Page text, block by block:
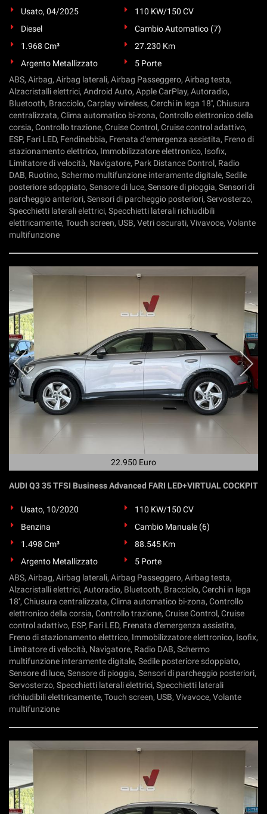
Usato, 04/2025
110 KW/150 CV
Diesel
Cambio Automatico (7)
1.968 Cm³
27.230 Km
Argento Metallizzato
5 Porte
ABS, Airbag, Airbag laterali, Airbag Passeggero, Airbag testa,
Alzacristalli elettrici, Android Auto, Apple CarPlay, Autoradio,
Bluetooth, Bracciolo, Carplay wireless, Cerchi in lega 18'', Chiusura
centralizzata, Clima automatico bi-zona, Controllo elettronico della
corsia, Controllo trazione, Cruise Control, Cruise control adattivo,
ESP, Fari LED, Fendinebbia, Frenata d'emergenza assistita, Freno di
stazionamento elettrico, Immobilizzatore elettronico, Isofix,
Limitatore di velocità, Navigatore, Park Distance Control, Radio
DAB, Ruotino, Schermo multifunzione interamente digitale, Sedile
posteriore sdoppiato, Sensore di luce, Sensore di pioggia, Sensori di
parcheggio anteriori, Sensori di parcheggio posteriori, Servosterzo,
Specchietti laterali elettrici, Specchietti laterali richiudibili
elettricamente, Touch screen, USB, Vetri oscurati, Vivavoce, Volante
multifunzione
22.950 Euro
AUDI Q3 35 TFSI Business Advanced FARI LED+VIRTUAL COCKPIT
Usato, 10/2020
110 KW/150 CV
Benzina
Cambio Manuale (6)
1.498 Cm³
88.545 Km
Argento Metallizzato
5 Porte
ABS, Airbag, Airbag laterali, Airbag Passeggero, Airbag testa,
Alzacristalli elettrici, Autoradio, Bluetooth, Bracciolo, Cerchi in lega
18'', Chiusura centralizzata, Clima automatico bi-zona, Controllo
elettronico della corsia, Controllo trazione, Cruise Control, Cruise
control adattivo, ESP, Fari LED, Frenata d'emergenza assistita,
Freno di stazionamento elettrico, Immobilizzatore elettronico, Isofix,
Limitatore di velocità, Navigatore, Radio DAB, Schermo
multifunzione interamente digitale, Sedile posteriore sdoppiato,
Sensore di luce, Sensore di pioggia, Sensori di parcheggio posteriori,
Servosterzo, Specchietti laterali elettrici, Specchietti laterali
richiudibili elettricamente, Touch screen, USB, Vivavoce, Volante
multifunzione